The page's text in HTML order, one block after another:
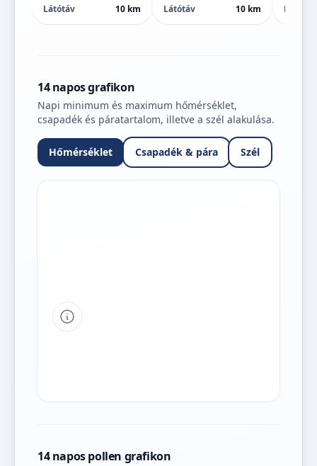
Látótáv
10 km
Látótáv
10 km
Látótáv
14 napos grafikon
Napi minimum és maximum hőmérséklet,
csapadék és páratartalom, illetve a szél alakulása.
Hőmérséklet Csapadék & pára Szél
Tipp a grafikon jelmagyarázatához
14 napos pollen grafikon